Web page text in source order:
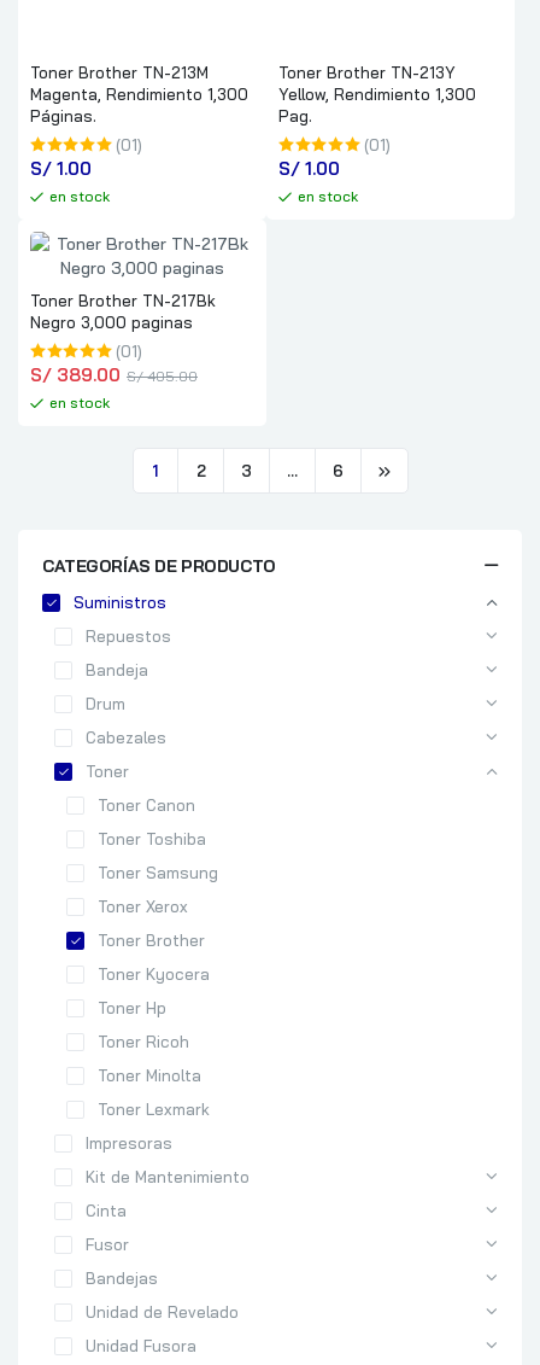
Toner Brother TN-213M
Magenta, Rendimiento 1,300
Páginas.
(01)
S/ 1.00
en stock
Toner Brother TN-213Y
Yellow, Rendimiento 1,300
Pag.
(01)
S/ 1.00
en stock
Toner Brother TN-217Bk
Negro 3,000 paginas
(01)
S/ 405.00
S/ 389.00
en stock
1 2 3 … 6
CATEGORÍAS DE PRODUCTO
Suministros
Repuestos
Bandeja
Drum
Cabezales
Toner
Toner Canon
Toner Toshiba
Toner Samsung
Toner Xerox
Toner Brother
Toner Kyocera
Toner Hp
Toner Ricoh
Toner Minolta
Toner Lexmark
Impresoras
Kit de Mantenimiento
Cinta
Fusor
Bandejas
Unidad de Revelado
Unidad Fusora